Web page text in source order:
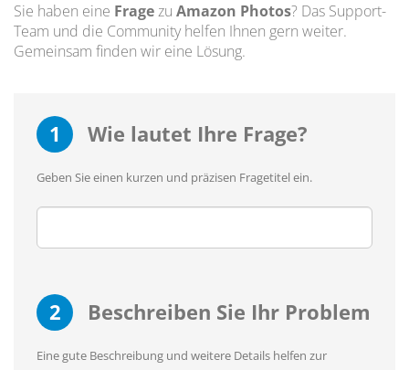
Sie haben eine Fragezu Amazon Photos? Das Support-
Team und die Community helfen Ihnen gern weiter.
Gemeinsam finden wir eine Lösung.
1 Wie lautet Ihre Frage?
Geben Sie einen kurzen und präzisen Fragetitel ein.
2 Beschreiben Sie Ihr Problem
Eine gute Beschreibung und weitere Details helfen zur